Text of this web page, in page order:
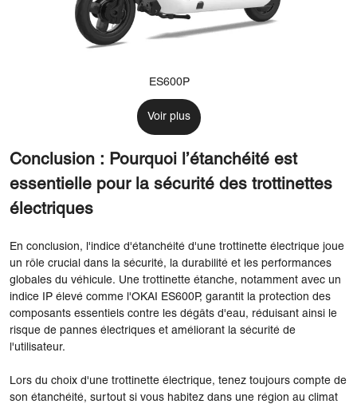
ES600P
Voir plus
Conclusion : Pourquoi l’étanchéité est
essentielle pour la sécurité des trottinettes
électriques
En conclusion, l'indice d'étanchéité d'une trottinette électrique joue
un rôle crucial dans la sécurité, la durabilité et les performances
globales du véhicule. Une trottinette étanche, notamment avec un
indice IP élevé comme l'OKAI ES600P, garantit la protection des
composants essentiels contre les dégâts d'eau, réduisant ainsi le
risque de pannes électriques et améliorant la sécurité de
l'utilisateur.
Lors du choix d'une trottinette électrique, tenez toujours compte de
son étanchéité, surtout si vous habitez dans une région au climat